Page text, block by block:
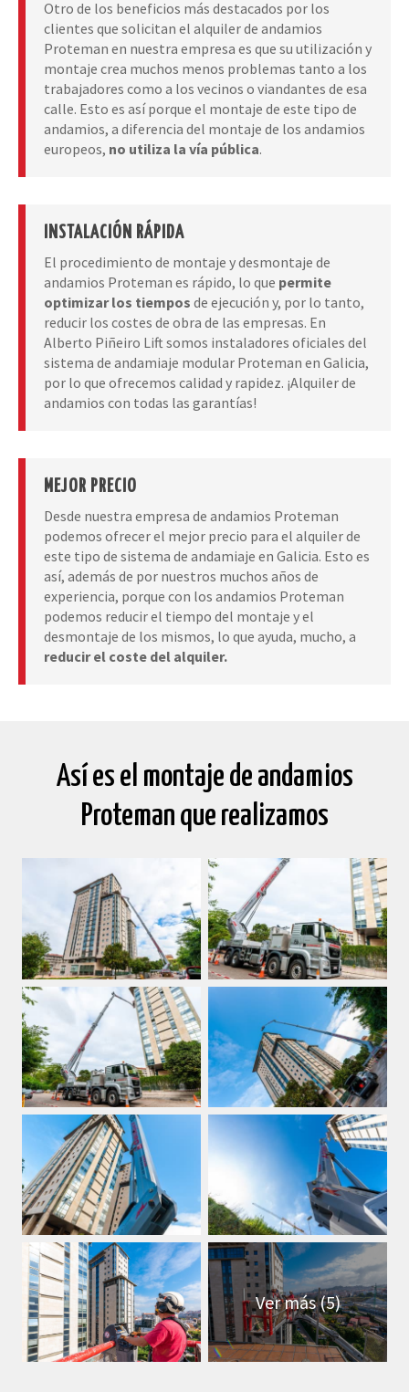
Otro de los beneficios más destacados por los
clientes que solicitan el alquiler de andamios
Proteman en nuestra empresa es que su utilización y
montaje crea muchos menos problemas tanto a los
trabajadores como a los vecinos o viandantes de esa
calle. Esto es así porque el montaje de este tipo de
andamios, a diferencia del montaje de los andamios
europeos, no utiliza la vía pública.
INSTALACIÓN RÁPIDA
El procedimiento de montaje y desmontaje de
andamios Proteman es rápido, lo que permite
optimizar los tiempos de ejecución y, por lo tanto,
reducir los costes de obra de las empresas. En
Alberto Piñeiro Lift somos instaladores oficiales del
sistema de andamiaje modular Proteman en Galicia,
por lo que ofrecemos calidad y rapidez. ¡Alquiler de
andamios con todas las garantías!
MEJOR PRECIO
Desde nuestra empresa de andamios Proteman
podemos ofrecer el mejor precio para el alquiler de
este tipo de sistema de andamiaje en Galicia. Esto es
así, además de por nuestros muchos años de
experiencia, porque con los andamios Proteman
podemos reducir el tiempo del montaje y el
desmontaje de los mismos, lo que ayuda, mucho, a
reducir el coste del alquiler.
Así es el montaje de andamios
Proteman que realizamos
Ver más (5)